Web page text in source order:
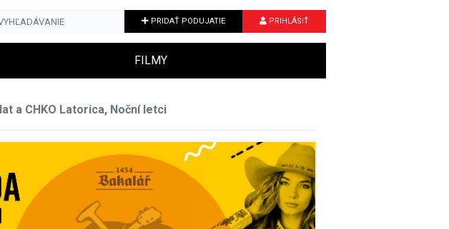
PRIDAŤ PODUJATIE PRIHLÁSIŤ
FILMY
a CHKO Latorica, Noční letci